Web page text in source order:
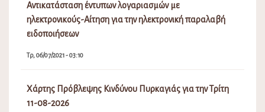
Αντικατάσταση έντυπων λογαριασμών με
ηλεκτρονικούς-Αίτηση για την ηλεκτρονική παραλαβή
ειδοποιήσεων
Τρ, 06/07/2021 - 03:10
Χάρτης Πρόβλεψης Κινδύνου Πυρκαγιάς για την Τρίτη
11-08-2026